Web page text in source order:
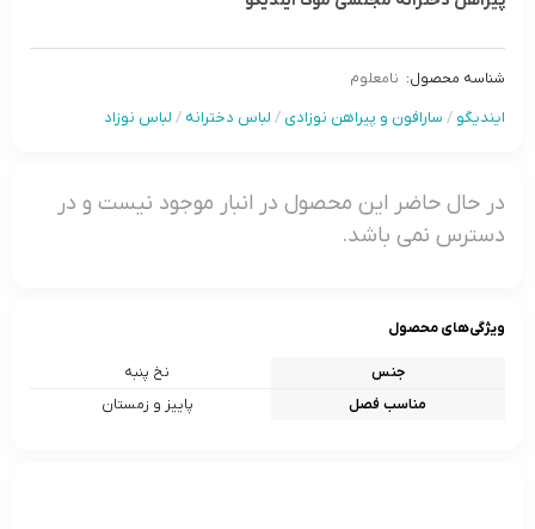
شناسه محصول: نامعلوم
ایندیگو / سارافون و پیراهن نوزادی / لباس دخترانه / لباس نوزاد
در حال حاضر این محصول در انبار موجود نیست و در
دسترس نمی باشد.
ویژگی‌های محصول
جنس
نخ پنبه
مناسب فصل
پاییز و زمستان